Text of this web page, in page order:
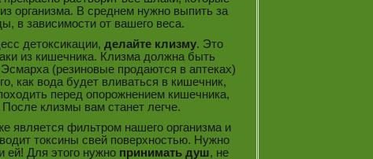
организма. В среднем нужно выпить за
в зависимости от вашего веса.
детоксикации, делайте клизму. Это
из кишечника. Клизма должна быть
(резиновые продаются в аптеках)
как вода будет вливаться в кишечник,
перед опорожнением кишечника,
После клизмы вам станет легче.
является фильтром нашего организма и
токсины свей поверхностью. Нужно
ей! Для этого нужно принимать душ, не